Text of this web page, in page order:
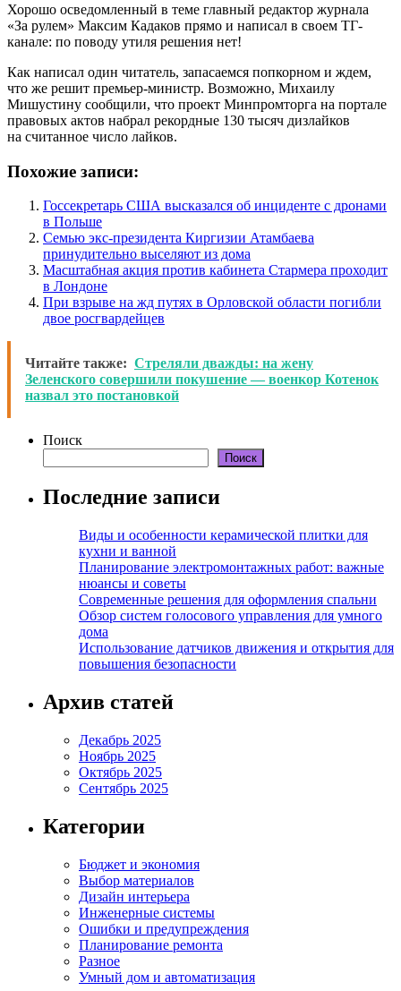
Хорошо осведомленный в теме главный редактор журнала
«За рулем» Максим Кадаков прямо и написал в своем ТГ-
канале: по поводу утиля решения нет!
Как написал один читатель, запасаемся попкорном и ждем,
что же решит премьер-министр. Возможно, Михаилу
Мишустину сообщили, что проект Минпромторга на портале
правовых актов набрал рекордные 130 тысяч дизлайков
на считанное число лайков.
Похожие записи:
Госсекретарь США высказался об инциденте с дронами
в Польше
Семью экс-президента Киргизии Атамбаева
принудительно выселяют из дома
Масштабная акция против кабинета Стармера проходит
в Лондоне
При взрыве на жд путях в Орловской области погибли
двое росгвардейцев
Читайте также: Стреляли дважды: на жену
Зеленского совершили покушение — военкор Котенок
назвал это постановкой
Поиск
Поиск
Последние записи
Виды и особенности керамической плитки для
кухни и ванной
Планирование электромонтажных работ: важные
нюансы и советы
Современные решения для оформления спальни
Обзор систем голосового управления для умного
дома
Использование датчиков движения и открытия для
повышения безопасности
Архив статей
Декабрь 2025
Ноябрь 2025
Октябрь 2025
Сентябрь 2025
Категории
Бюджет и экономия
Выбор материалов
Дизайн интерьера
Инженерные системы
Ошибки и предупреждения
Планирование ремонта
Разное
Умный дом и автоматизация